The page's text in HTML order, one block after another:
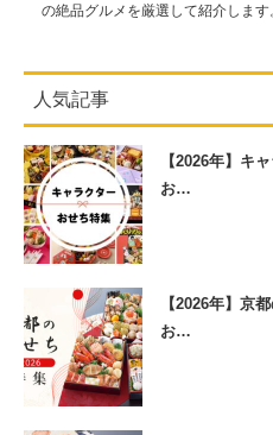
の絶品グルメを厳選して紹介します
人気記事
【2026年】キ
お…
【2026年】京
お…